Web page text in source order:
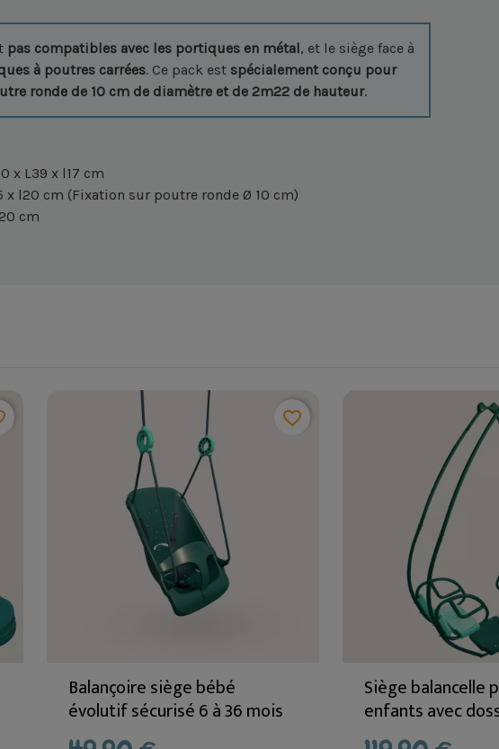
pas compatibles avec les portiques en métal, et le siège face à
à poutres carrées. Ce pack est spécialement conçu pour
ronde de 10 cm de diamètre et de 2m22 de hauteur.
x L39 x l17 cm
x l20 cm (Fixation sur poutre ronde Ø 10 cm)
cm
Balançoire siège bébé
évolutif sécurisé 6 à 36 mois
et plus LILLY
favorite_border
Siège balancelle
enfants avec
menthe – Agrès